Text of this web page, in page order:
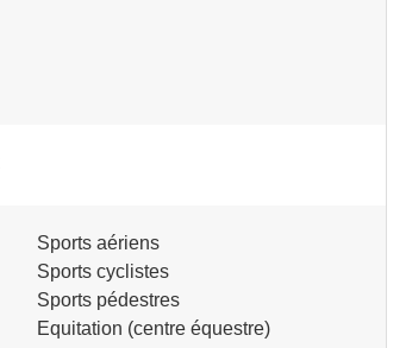
Sports aériens
Sports cyclistes
Sports pédestres
Equitation (centre équestre)